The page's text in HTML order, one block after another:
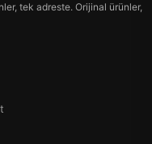
tek adreste. Orijinal ürünler,